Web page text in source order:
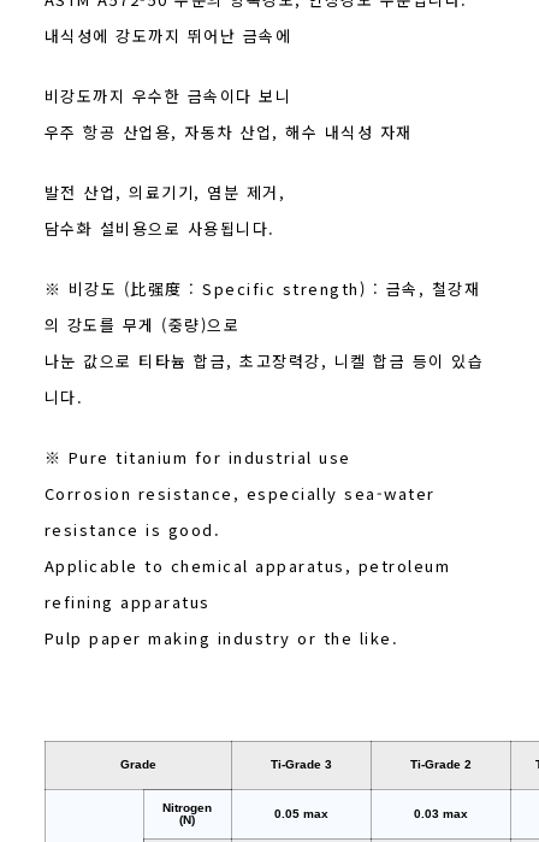
내식성에 강도까지 뛰어난 금속에
비강도까지 우수한 금속이다 보니
우주 항공 산업용, 자동차 산업, 해수 내식성 자재
발전 산업, 의료기기, 염분 제거,
담수화 설비용으로 사용됩니다.
※ 비강도 (比强度 : Specific strength) : 금속, 철강재
의 강도를 무게 (중량)으로
나눈 값으로 티타늄 합금, 초고장력강, 니켈 합금 등이 있습
니다.
※ Pure titanium for industrial use
Corrosion resistance, especially sea-water
resistance is good.
Applicable to chemical apparatus, petroleum
refining apparatus
Pulp paper making industry or the like.
Grade Ti-Grade 3 Ti-Grade 2
Nitrogen
(N)
0.05 max 0.03 max